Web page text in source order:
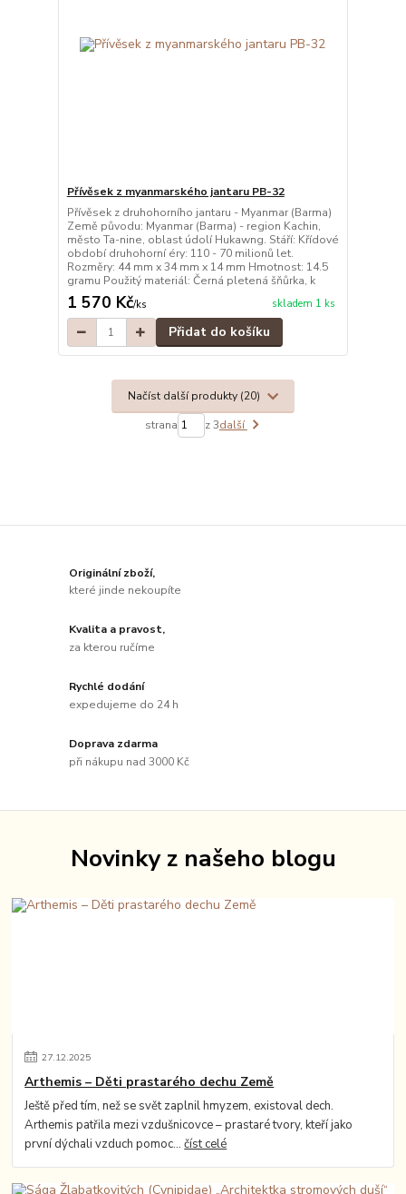
Přívěsek z myanmarského jantaru PB-32
Přívěsek z druhohorního jantaru - Myanmar (Barma)
Země původu: Myanmar (Barma) - region Kachin,
město Ta-nine, oblast údolí Hukawng. Stáří: Křídové
období druhohorní éry: 110 - 70 milionů let.
Rozměry: 44 mm x 34 mm x 14 mm Hmotnost: 14.5
gramu Použitý materiál: Černá pletená šňůrka, k
1 570 Kč/ks skladem 1 ks
Přidat do košíku
Načíst další produkty (20)
strana z 3další
Originální zboží,
které jinde nekoupíte
Kvalita a pravost,
za kterou ručíme
Rychlé dodání
expedujeme do 24 h
Doprava zdarma
při nákupu nad 3000 Kč
Novinky z našeho blogu
27.12.2025
Arthemis – Děti prastarého dechu Země
Ještě před tím, než se svět zaplnil hmyzem, existoval dech.
Arthemis patřila mezi vzdušnicovce – prastaré tvory, kteří jako
první dýchali vzduch pomoc...číst celé